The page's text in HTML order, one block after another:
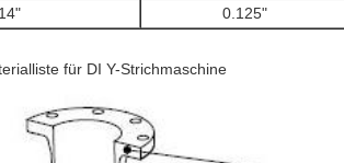
0.125"
für DI Y-Strichmaschine